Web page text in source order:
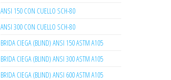
ANSI 150 CON CUELLO SCH-80
ANSI 300 CON CUELLO SCH-80
BRIDA CIEGA (BLIND) ANSI 150 ASTM A105
BRIDA CIEGA (BLIND) ANSI 300 ASTM A105
BRIDA CIEGA (BLIND) ANSI 600 ASTM A105